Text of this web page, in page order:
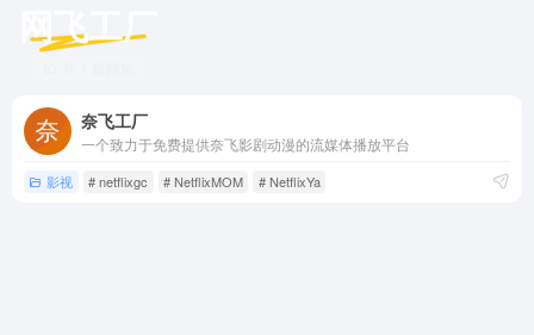
网飞工厂
奈飞工厂
一个致力于免费提供奈飞影剧动漫的流媒体播放平台
影视 # netflixgc # NetflixMOM # NetflixYa